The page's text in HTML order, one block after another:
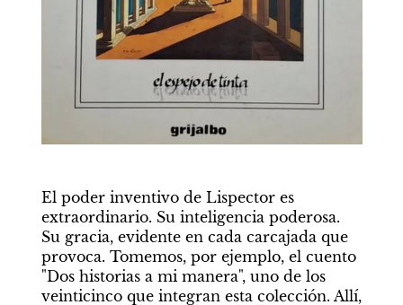
El poder inventivo de Lispector es
extraordinario. Su inteligencia poderosa.
Su gracia, evidente en cada carcajada que
provoca. Tomemos, por ejemplo, el cuento
"Dos historias a mi manera", uno de los
veinticinco que integran esta colección. Allí,